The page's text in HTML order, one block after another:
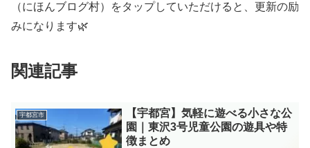
（にほんブログ村）をタップしていただけると、更新の励
みになります🌿
関連記事
宇都宮市
【宇都宮】気軽に遊べる小さな公
園｜東沢3号児童公園の遊具や特
徴まとめ